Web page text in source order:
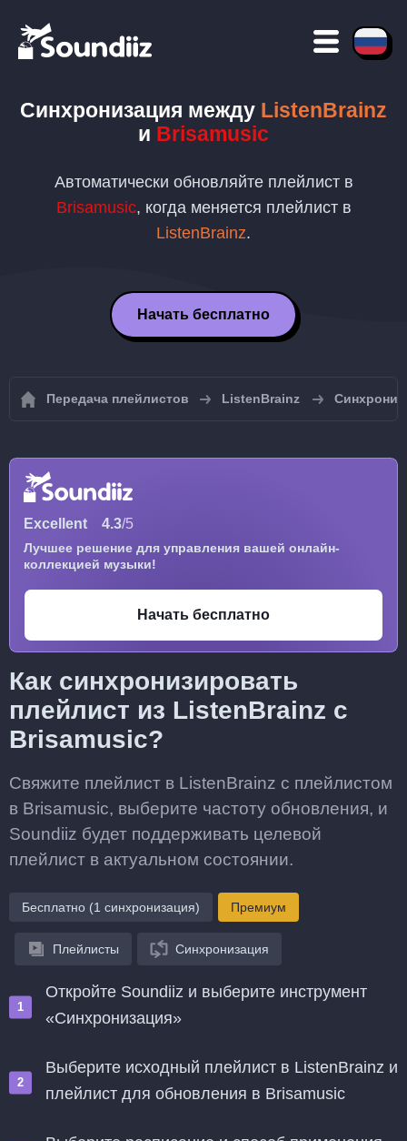
Синхронизация между ListenBrainz
и Brisamusic
Автоматически обновляйте плейлист в
Brisamusic, когда меняется плейлист в
ListenBrainz.
Начать бесплатно
Передача плейлистов ListenBrainz
Excellent 4.3/5
Лучшее решение для управления вашей онлайн-
коллекцией музыки!
Начать бесплатно
Как синхронизировать
плейлист из ListenBrainz с
Brisamusic?
Свяжите плейлист в ListenBrainz с плейлистом
в Brisamusic, выберите частоту обновления, и
Soundiiz будет поддерживать целевой
плейлист в актуальном состоянии.
Бесплатно (1 синхронизация) Премиум
Плейлисты Синхронизация
Откройте Soundiiz и выберите инструмент
«Синхронизация»
Выберите исходный плейлист в ListenBrainz и
плейлист для обновления в Brisamusic